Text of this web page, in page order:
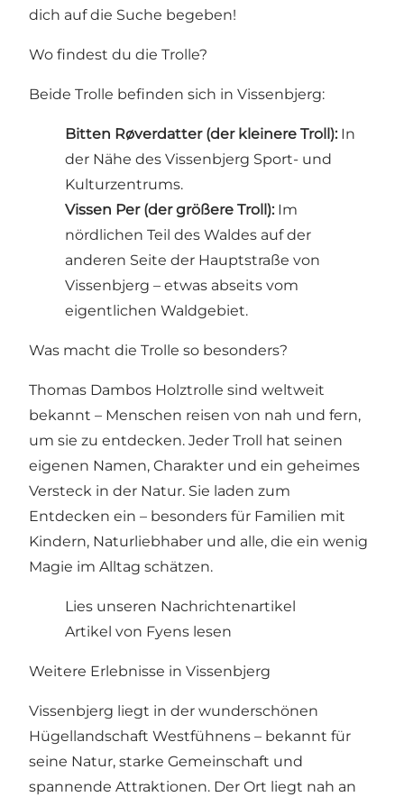
dich auf die Suche begeben!
Wo findest du die Trolle?
Beide Trolle befinden sich in Vissenbjerg:
Bitten Røverdatter (der kleinere Troll): In
der Nähe des Vissenbjerg Sport- und
Kulturzentrums.
Vissen Per (der größere Troll): Im
nördlichen Teil des Waldes auf der
anderen Seite der Hauptstraße von
Vissenbjerg – etwas abseits vom
eigentlichen Waldgebiet.
Was macht die Trolle so besonders?
Thomas Dambos Holztrolle sind weltweit
bekannt – Menschen reisen von nah und fern,
um sie zu entdecken. Jeder Troll hat seinen
eigenen Namen, Charakter und ein geheimes
Versteck in der Natur. Sie laden zum
Entdecken ein – besonders für Familien mit
Kindern, Naturliebhaber und alle, die ein wenig
Magie im Alltag schätzen.
Lies unseren Nachrichtenartikel
Artikel von Fyens lesen
Weitere Erlebnisse in Vissenbjerg
Vissenbjerg liegt in der wunderschönen
Hügellandschaft Westfühnens – bekannt für
seine Natur, starke Gemeinschaft und
spannende Attraktionen. Der Ort liegt nah an